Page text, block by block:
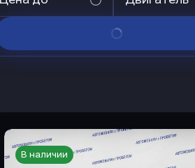
В наличии